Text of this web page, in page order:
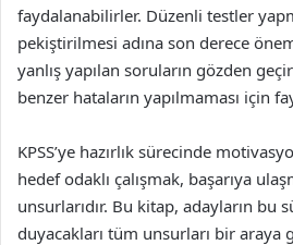
faydalanabilirler. Düzenli testler
pekiştirilmesi adına son derece
yanlış yapılan soruların gözden
benzer hataların yapılmaması için
KPSS’ye hazırlık sürecinde
hedef odaklı çalışmak, başarıya
unsurlarıdır. Bu kitap, adayların bu
duyacakları tüm unsurları bir araya